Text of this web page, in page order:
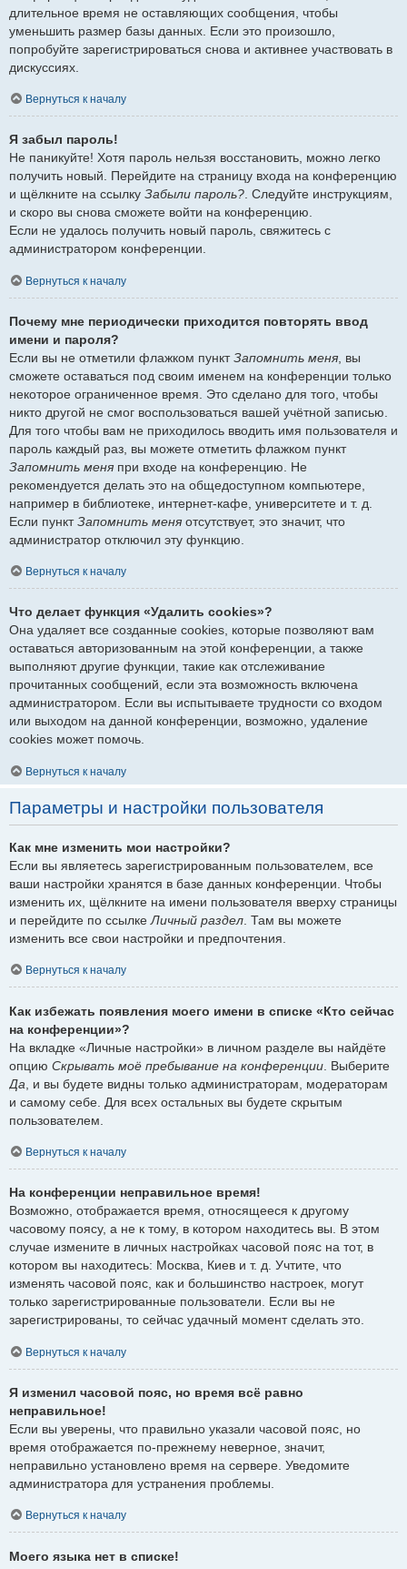
длительное время не оставляющих сообщения, чтобы
уменьшить размер базы данных. Если это произошло,
попробуйте зарегистрироваться снова и активнее участвовать в
дискуссиях.
Вернуться к началу
Я забыл пароль!
Не паникуйте! Хотя пароль нельзя восстановить, можно легко
получить новый. Перейдите на страницу входа на конференцию
и щёлкните на ссылку Забыли пароль?. Следуйте инструкциям,
и скоро вы снова сможете войти на конференцию.
Если не удалось получить новый пароль, свяжитесь с
администратором конференции.
Вернуться к началу
Почему мне периодически приходится повторять ввод
имени и пароля?
Если вы не отметили флажком пунктЗапомнить меня , вы
сможете оставаться под своим именем на конференции только
некоторое ограниченное время. Это сделано для того, чтобы
никто другой не смог воспользоваться вашей учётной записью.
Для того чтобы вам не приходилось вводить имя пользователя и
пароль каждый раз, вы можете отметить флажком пункт
Запомнить меня при входе на конференцию. Не
рекомендуется делать это на общедоступном компьютере,
например в библиотеке, интернет-кафе, университете и т. д.
Если пунктЗапомнить меня отсутствует, это значит, что
администратор отключил эту функцию.
Вернуться к началу
Что делает функция «Удалить cookies»?
Она удаляет все созданные cookies, которые позволяют вам
оставаться авторизованным на этой конференции, а также
выполняют другие функции, такие как отслеживание
прочитанных сообщений, если эта возможность включена
администратором. Если вы испытываете трудности со входом
или выходом на данной конференции, возможно, удаление
cookies может помочь.
Вернуться к началу
Параметры и настройки пользователя
Как мне изменить мои настройки?
Если вы являетесь зарегистрированным пользователем, все
ваши настройки хранятся в базе данных конференции. Чтобы
изменить их, щёлкните на имени пользователя вверху страницы
и перейдите по ссылкеЛичный раздел. Там вы можете
изменить все свои настройки и предпочтения.
Вернуться к началу
Как избежать появления моего имени в списке «Кто сейчас
на конференции»?
На вкладке «Личные настройки» в личном разделе вы найдёте
опцию Скрывать моё пребывание на конференции . Выберите
Да , и вы будете видны только администраторам, модераторам
и самому себе. Для всех остальных вы будете скрытым
пользователем.
Вернуться к началу
На конференции неправильное время!
Возможно, отображается время, относящееся к другому
часовому поясу, а не к тому, в котором находитесь вы. В этом
случае измените в личных настройках часовой пояс на тот, в
котором вы находитесь: Москва, Киев и т. д. Учтите, что
изменять часовой пояс, как и большинство настроек, могут
только зарегистрированные пользователи. Если вы не
зарегистрированы, то сейчас удачный момент сделать это.
Вернуться к началу
Я изменил часовой пояс, но время всё равно
неправильное!
Если вы уверены, что правильно указали часовой пояс, но
время отображается по-прежнему неверное, значит,
неправильно установлено время на сервере. Уведомите
администратора для устранения проблемы.
Вернуться к началу
Моего языка нет в списке!